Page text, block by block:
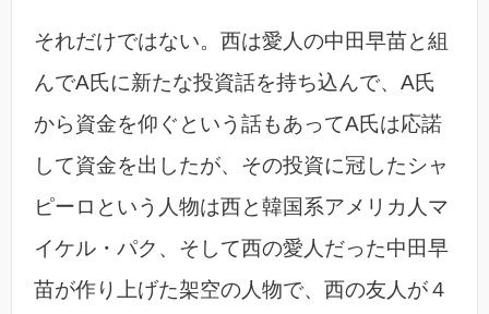
それだけではない。西は愛人の中田早苗と組
んでA氏に新たな投資話を持ち込んで、A氏
から資金を仰ぐという話もあってA氏は応諾
して資金を出したが、その投資に冠したシャ
ピーロという人物は西と韓国系アメリカ人マ
イケル・パク、そして西の愛人だった中田早
苗が作り上げた架空の人物で、西の友人が４